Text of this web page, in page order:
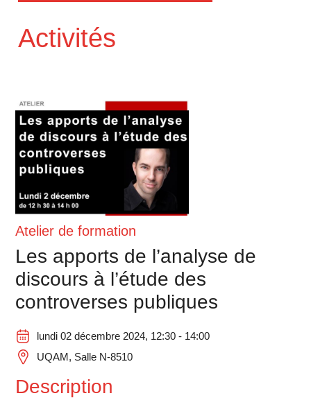
Activités
Atelier de formation
Les apports de l’analyse de
discours à l’étude des
controverses publiques
lundi 02 décembre 2024, 12:30 - 14:00
UQAM, Salle N-8510
Description